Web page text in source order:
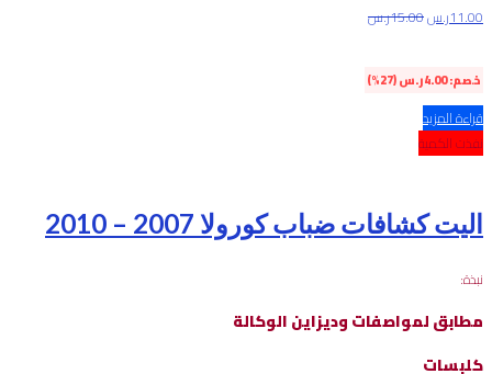
11.00ر.س15.00ر.س
خصم:4.00ر.س(27%)
قراءة المزيد
نفذت الكمية
اليت كشافات ضباب كورولا 2007 – 2010
نبذة:
مطابق لمواصفات وديزاين الوكالة
كلبسات